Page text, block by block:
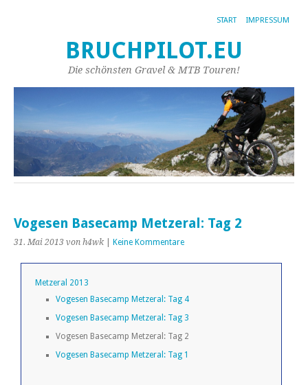
START IMPRESSUM
BRUCHPILOT.EU
Die schönsten Gravel & MTB Touren!
Vogesen Basecamp Metzeral: Tag 2
31. Mai 2013 von h4wk Keine Kommentare
Metzeral 2013
Vogesen Basecamp Metzeral: Tag 4
Vogesen Basecamp Metzeral: Tag 3
Vogesen Basecamp Metzeral: Tag 2
Vogesen Basecamp Metzeral: Tag 1